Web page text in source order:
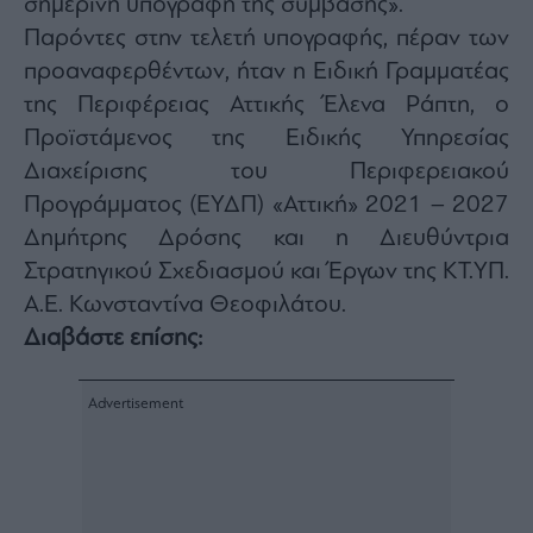
σημερινή υπογραφή της σύμβασης».
Παρόντες στην τελετή υπογραφής, πέραν των
προαναφερθέντων, ήταν η Ειδική Γραμματέας
της Περιφέρειας Αττικής Έλενα Ράπτη, ο
Προϊστάμενος της Ειδικής Υπηρεσίας
Διαχείρισης του Περιφερειακού
Προγράμματος (ΕΥΔΠ) «Αττική» 2021 – 2027
Δημήτρης Δρόσης και η Διευθύντρια
Στρατηγικού Σχεδιασμού και Έργων της ΚΤ.ΥΠ.
Α.Ε. Κωνσταντίνα Θεοφιλάτου.
Διαβάστε επίσης: